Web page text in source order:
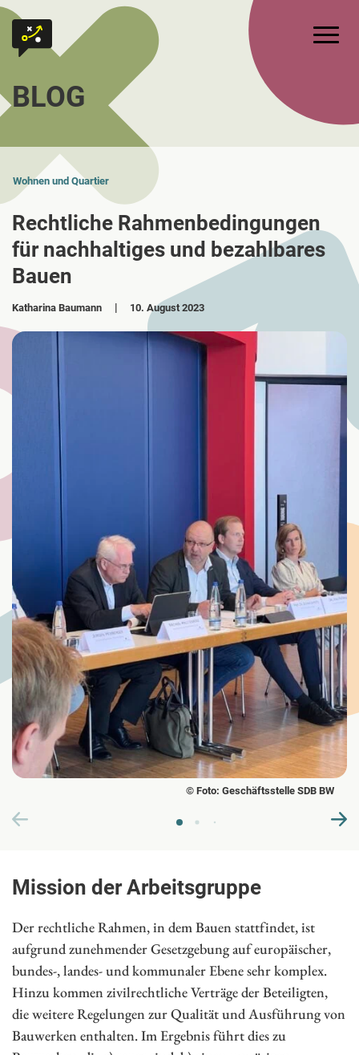
Zum Inhalt springen
Zur Startseite
BLOG
Wohnen und Quartier
Rechtliche Rahmenbedingungen
für nachhaltiges und bezahlbares
Bauen
Katharina Baumann 10. August 2023
© Foto: Geschäftsstelle SDB BW
Mission der Arbeitsgruppe
Der rechtliche Rahmen, in dem Bauen stattfindet, ist
aufgrund zunehmender Gesetzgebung auf europäischer,
bundes-, landes- und kommunaler Ebene sehr komplex.
Hinzu kommen zivilrechtliche Verträge der Beteiligten,
die weitere Regelungen zur Qualität und Ausführung von
Bauwerken enthalten. Im Ergebnis führt dies zu